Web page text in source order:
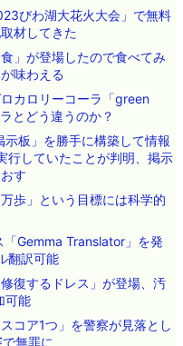
びわ湖大花火大会」で無料
材してきた
」が登場したので食べてみ
味わえる
カロリーコーラ「green
とどう違うのか？
板」を勝手に構築して情報
していたことが判明、掲示
す
歩」という目標には科学的
Gemma Translator」を発
翻訳可能
復するドレス」が登場、汚
可能
コア1つ」を警察が見落とし
無罪に